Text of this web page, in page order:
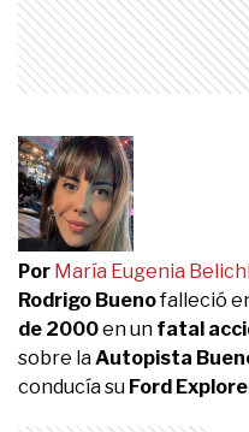
Por María Eugenia Belich
Rodrigo Buenofalleció
de 2000en un fatal
sobre la Autopista
conducía su Ford